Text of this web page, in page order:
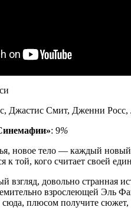
Джастис Смит, Дженни
: 9%
новое тело — каждый
к той, кого считает своей
взгляд, довольно странная
взрослеющей Эль
плюсом получите сюжет,